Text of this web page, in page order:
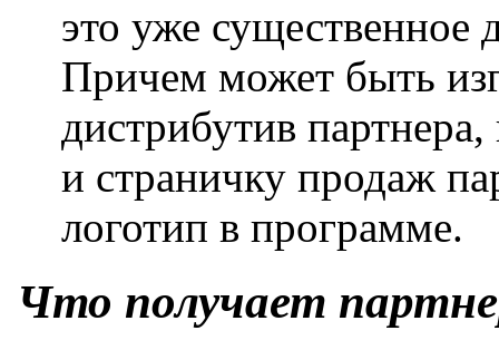
это уже существенное
Причем может быть
дистрибутив
и страничку продаж
логотип в программе.
Что получает